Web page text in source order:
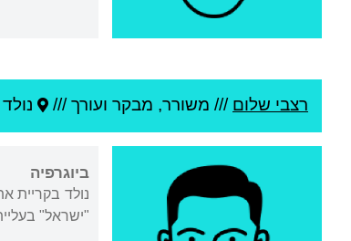
רצבי שלום /// משורר, מבקר ועורך ///
ביוגרפיה
נולד בקריית
"ישראל"